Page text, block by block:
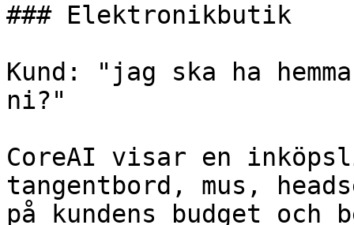
### Elektronikbutik
Kund: "jag ska ha
ni?"
CoreAI visar en
tangentbord, mus,
på kundens budget och